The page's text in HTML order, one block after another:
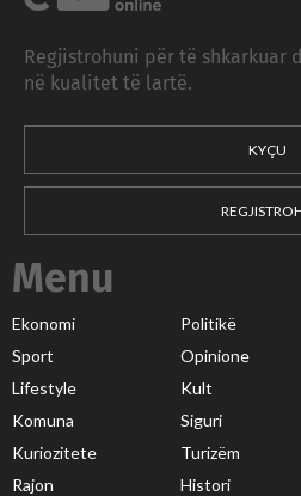
Regjistrohuni për të shkarkuar
në kualitet të lartë.
KYÇU
Menu
Ekonomi Politikë
Sport
Opinione
Lifestyle
Kult
Komuna
Siguri
Kuriozitete
Turizëm
Rajon
Histori